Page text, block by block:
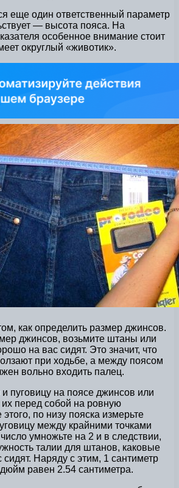
еще один ответственный параметр
— высота пояса. На
особенное внимание стоит
округлый «животик».
как определить размер джинсов.
джинсов, возьмите штаны или
на вас сидят. Это значит, что
при ходьбе, а между поясом
вольно входить палец.
пуговицу на поясе джинсов или
перед собой на ровную
по низу пояска измерьте
между крайними точками
умножьте на 2 и в следствии,
талии для штанов, каковые
Наряду с этим, 1 сантиметр
равен 2.54 сантиметра.